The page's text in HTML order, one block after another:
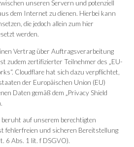
unseren Servern und potenziell
dem Internet zu dienen. Hierbei kann
die jedoch allein zum hier
werden.
Vertrag über Auftragsverarbeitung
zudem zertifizierter Teilnehmer des „EU-
Cloudflare hat sich dazu verpflichtet,
der Europäischen Union (EU)
Daten gemäß dem „Privacy Shield
auf unserem berechtigten
fehlerfreien und sicheren Bereitstellung
6 Abs. 1 lit. f DSGVO).